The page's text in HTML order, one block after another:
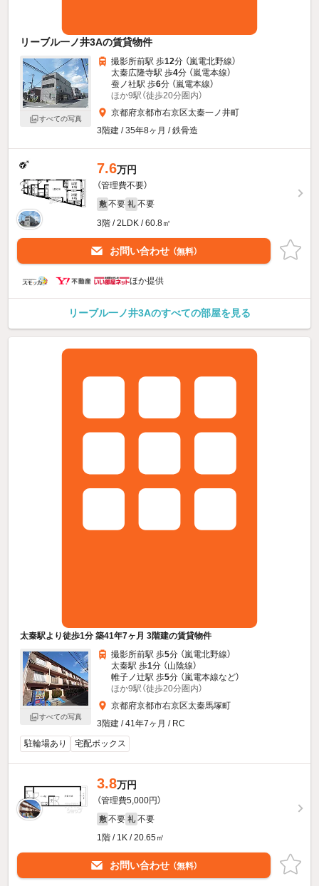
リーブル一ノ井3Aの賃貸物件
すべての写真
撮影所前駅 歩12分 （嵐電北野線）
太秦広隆寺駅 歩4分 （嵐電本線）
蚕ノ社駅 歩6分 （嵐電本線）
ほか9駅（徒歩20分圏内）
京都府京都市右京区太秦一ノ井町
3階建 / 35年8ヶ月 / 鉄骨造
7.6万円
（管理費不要）
敷 不要 礼 不要
3階 / 2LDK / 60.8㎡
お問い合わせ （無料）
ほか提供
リーブル一ノ井3Aのすべての部屋を見る
太秦駅より徒歩1分 築41年7ヶ月 3階建の賃貸物件
すべての写真
撮影所前駅 歩5分 （嵐電北野線）
太秦駅 歩1分 （山陰線）
帷子ノ辻駅 歩5分 （嵐電本線など）
ほか9駅（徒歩20分圏内）
京都府京都市右京区太秦馬塚町
3階建 / 41年7ヶ月 / RC
駐輪場あり
宅配ボックス
3.8万円
（管理費5,000円）
敷 不要 礼 不要
1階 / 1K / 20.65㎡
お問い合わせ （無料）